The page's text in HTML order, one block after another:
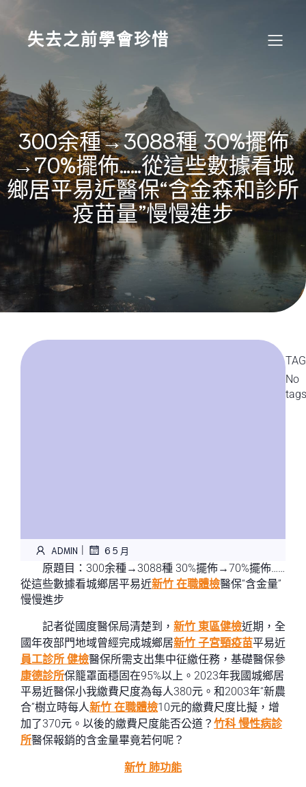
content
失去之前學會珍惜
300余種→3088種 30%擺佈
→70%擺佈……從這些數據看城
鄉居平易近醫保“含金森和診所
疫苗量”慢慢進步
ADMIN | 6 5 月
原題目：300余種→3088種 30%擺佈→70%擺佈……
從這些數據看城鄉居平易近新竹 在職體檢醫保“含金量”
慢慢進步
記者從國度醫保局清楚到， 新竹 東區健檢近期，全
國年夜部門地域曾經完成城鄉居新竹 子宮頸疫苗平易近
員工診所 健檢醫保所需支出集中征繳任務，基礎醫保參
康德診所保籠罩面穩固在95%以上。2023年我國城鄉居
平易近醫保小我繳費尺度為每人380元。和2003年“新農
合”樹立時每人新竹 在職體檢10元的繳費尺度比擬，增
加了370元。以後的繳費尺度能否公道？ 竹科 慢性病診
所醫保報銷的含金量畢竟若何呢？
新竹 肺功能
No
tags